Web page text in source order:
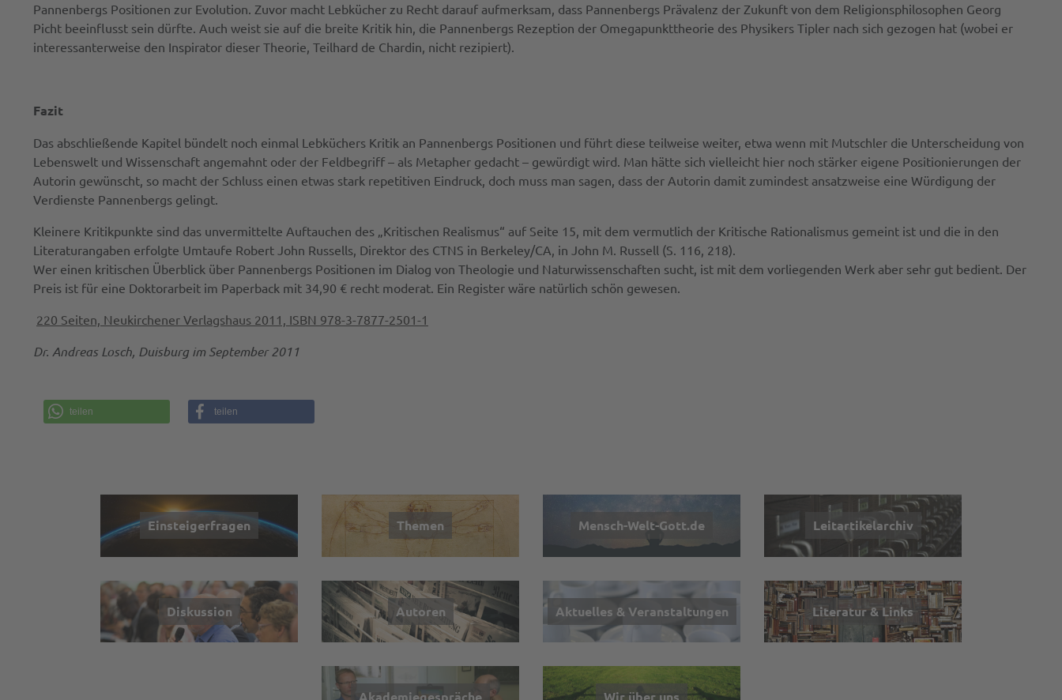
Pannenbergs Positionen zur Evolution. Zuvor macht Lebkücher zu Recht darauf aufmerksam, dass Pannenbergs Prävalenz der Zukunft von dem Religionsphilosophen Georg
Picht beeinflusst sein dürfte. Auch weist sie auf die breite Kritik hin, die Pannenbergs Rezeption der Omegapunkttheorie des Physikers Tipler nach sich gezogen hat (wobei er
interessanterweise den Inspirator dieser Theorie, Teilhard de Chardin, nicht rezipiert).
Fazit
Das abschließende Kapitel bündelt noch einmal Lebküchers Kritik an Pannenbergs Positionen und führt diese teilweise weiter, etwa wenn mit Mutschler die Unterscheidung von
Lebenswelt und Wissenschaft angemahnt oder der Feldbegriff – als Metapher gedacht – gewürdigt wird. Man hätte sich vielleicht hier noch stärker eigene Positionierungen der
Autorin gewünscht, so macht der Schluss einen etwas stark repetitiven Eindruck, doch muss man sagen, dass der Autorin damit zumindest ansatzweise eine Würdigung der
Verdienste Pannenbergs gelingt.
Kleinere Kritikpunkte sind das unvermittelte Auftauchen des „Kritischen Realismus“ auf Seite 15, mit dem vermutlich der Kritische Rationalismus gemeint ist und die in den
Literaturangaben erfolgte Umtaufe Robert John Russells, Direktor des CTNS in Berkeley/CA, in John M. Russell (S. 116, 218).
Wer einen kritischen Überblick über Pannenbergs Positionen im Dialog von Theologie und Naturwissenschaften sucht, ist mit dem vorliegenden Werk aber sehr gut bedient. Der
Preis ist für eine Doktorarbeit im Paperback mit 34,90 € recht moderat. Ein Register wäre natürlich schön gewesen.
220 Seiten, Neukirchener Verlagshaus 2011, ISBN 978-3-7877-2501-1
Dr. Andreas Losch, Duisburg im September 2011
teilen teilen
Einsteigerfragen Themen Mensch-Welt-Gott.de Leitartikelarchiv
Diskussion Autoren Aktuelles & Veranstaltungen Literatur & Links